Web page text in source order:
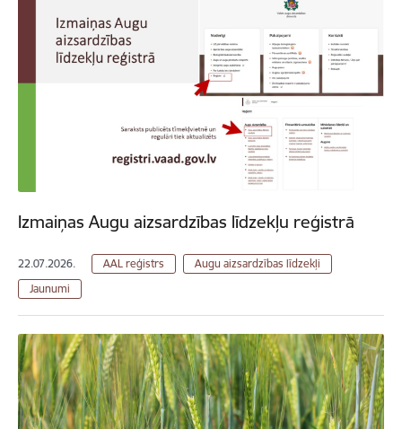
Izmaiņas Augu aizsardzības līdzekļu reģistrā
22.07.2026. AAL reģistrs
Augu aizsardzības līdzekļi
Jaunumi